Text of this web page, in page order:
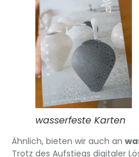
wasserfeste Karten
Ähnlich, bieten wir auch an
Trotz des Aufstiegs digitaler